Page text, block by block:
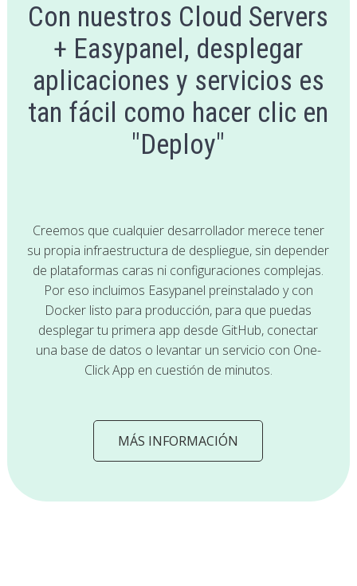
Con nuestros Cloud Servers
+ Easypanel, desplegar
aplicaciones y servicios es
tan fácil como hacer clic en
"Deploy"
Creemos que cualquier desarrollador merece tener
su propia infraestructura de despliegue, sin depender
de plataformas caras ni configuraciones complejas.
Por eso incluimos Easypanel preinstalado y con
Docker listo para producción, para que puedas
desplegar tu primera app desde GitHub, conectar
una base de datos o levantar un servicio con One-
Click App en cuestión de minutos.
MÁS INFORMACIÓN